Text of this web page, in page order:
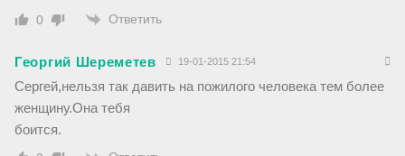
0 Ответить
Георгий Шереметев 19-01-2015 21:54
Сергей,нельзя так давить на пожилого человека тем более
женщину.Она тебя
боится.